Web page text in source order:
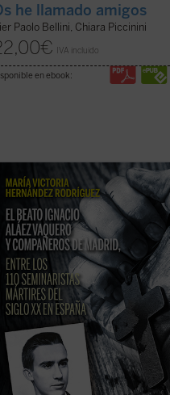
he llamado amigos
Paolo Bellini, Chiara Piccinini
€ IVA incluido
en ebook:
La beatificación de estos 11 mártires,
2026, coincide con el noventa
de la explosión sangrienta, en 1936,
persecución del siglo XX en España.
postuladora de su Causa de
presenta aquí una breve pero ...
(ver
ficha)